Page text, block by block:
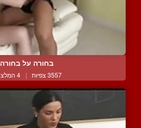
בחורה על בחורה
3557 צפיות | 4 המלצות